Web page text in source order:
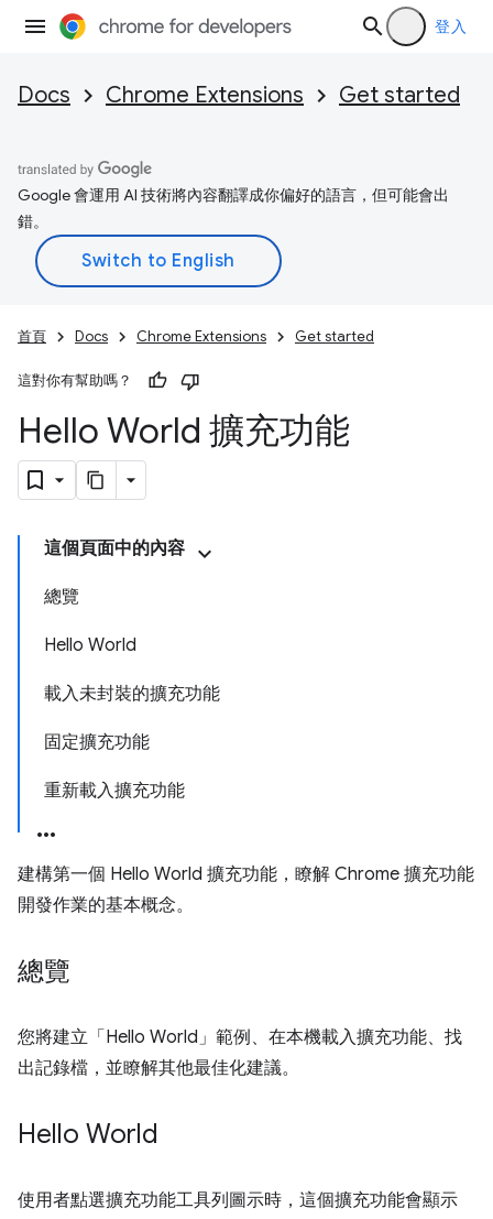
登入
Docs Chrome Extensions Get started
Google 會運用 AI 技術將內容翻譯成你偏好的語言，但可能會出
錯。
首頁 Docs Chrome Extensions Get started
這對你有幫助嗎？
Hello World 擴充功能
這個頁面中的內容
總覽
Hello World
載入未封裝的擴充功能
固定擴充功能
重新載入擴充功能
建構第一個 Hello World 擴充功能，瞭解 Chrome 擴充功能
開發作業的基本概念。
總覽
您將建立「Hello World」範例、在本機載入擴充功能、找
出記錄檔，並瞭解其他最佳化建議。
Hello World
使用者點選擴充功能工具列圖示時，這個擴充功能會顯示